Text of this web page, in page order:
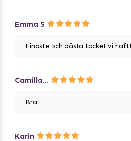
Emma S
Finaste och bästa täcket vi haft!
Camilla sternehed
Bra
Karin